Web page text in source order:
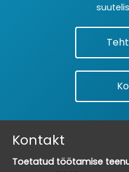
Kontakt
Toetatud töötamise